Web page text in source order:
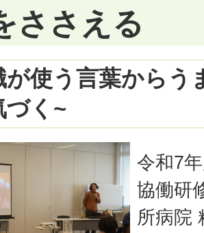
ささえる
が使う言葉からう
づく~
令和7
協働研
所病院